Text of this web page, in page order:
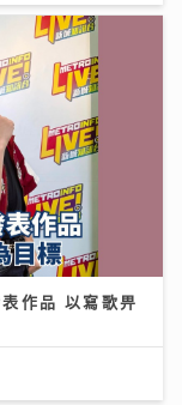
作品 以寫歌畀